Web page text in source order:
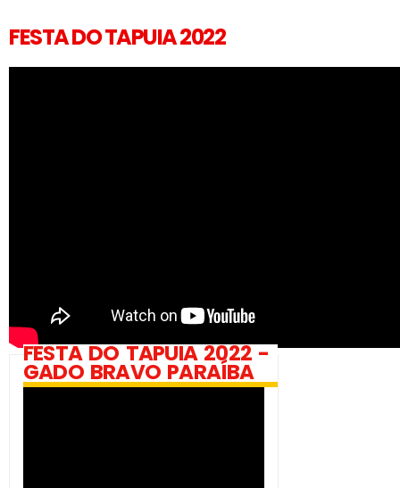
FESTA DO TAPUIA 2022
FESTA DO TAPUIA 2022 -
GADO BRAVO PARAÍBA